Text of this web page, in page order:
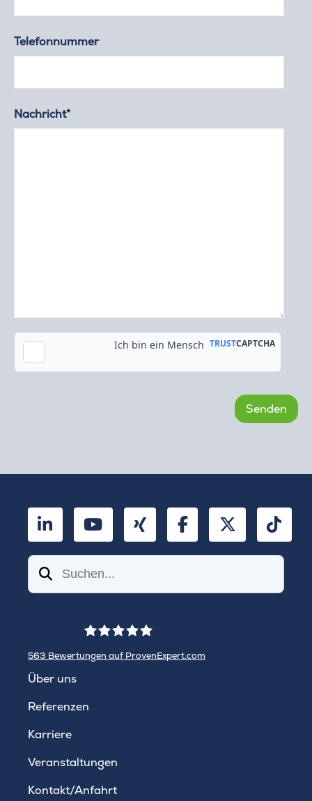
Telefonnummer
Nachricht*
Kopie an meine E-Mail-Adresse senden
LinkedInYouTubeXing FacebookTwitter
Suchen
563 Bewertungen auf ProvenExpert.com
Über uns
Referenzen
Karriere
Veranstaltungen
Kontakt/Anfahrt